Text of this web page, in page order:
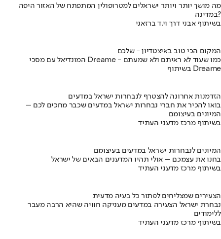
מה מושך יותר ויותר ישראלים למטרופולין המתפתח של האזור היפה
במדינה?
בשיתוף אבני דרך וי.ד ברזאני
המקום הכי טוב באיצטדיון - שלכם
המונדיאל עם מסכי Dreame - כמו שעוד לא ראיתם ולא שמעתם
בשיתוף Dreame
הזדמנות אחרונה להצטרף לנבחרות ישראל במדעים
בואו להכיר את חברי נבחרות ישראל במדעים שכבר מחכים לכם –
המיונים בעיצומם
בשיתוף מרכז מדעני העתיד
המיונים לנבחרות ישראל במדעים בעיצומם
בחנו את עצמכם – אולי תהיו המדענים הבאים של ישראל
בשיתוף מרכז מדעני העתיד
הצעירים שמצליחים לפתור כל בעיה מדעית
נבחרת ישראל הצעירה במדעים מעניקה חוויה שהיא הרבה מעבר
ללימודים
בשיתוף מרכז מדעני העתיד